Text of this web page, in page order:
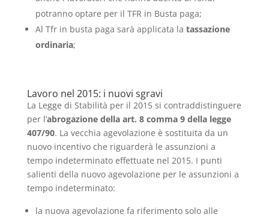
potranno optare per il TFR in Busta paga;
Al Tfr in busta paga sarà applicata la tassazione
ordinaria;
Lavoro nel 2015: i nuovi sgravi
La Legge di Stabilità per il 2015 si contraddistinguere
per l’abrogazione della art. 8 comma 9 della legge
407/90. La vecchia agevolazione è sostituita da un
nuovo incentivo che riguarderà le assunzioni a
tempo indeterminato effettuate nel 2015. I punti
salienti della nuovo agevolazione per le assunzioni a
tempo indeterminato:
la nuova agevolazione fa riferimento solo alle